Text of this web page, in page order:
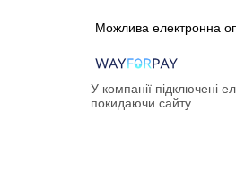
У компанії підключені
покидаючи сайту.